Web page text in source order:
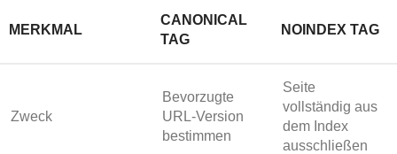
MERKMAL
CANONICAL
TAG
NOINDEX TAG
Zweck
Bevorzugte
URL-Version
bestimmen
Seite
vollständig aus
dem Index
ausschließen